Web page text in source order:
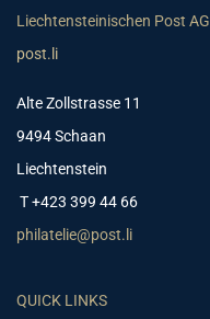
Liechtensteinischen Post AG
post.li
Alte Zollstrasse 11
9494 Schaan
Liechtenstein
T +423 399 44 66
philatelie@post.li
QUICK LINKS